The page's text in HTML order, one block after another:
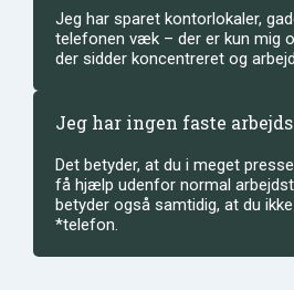
Jeg har sparet kontorlokaler,
telefonen væk – der er kun mig
der sidder koncentreret og
Jeg har ingen faste
Det betyder, at du i meget
få hjælp udenfor normal
betyder også samtidig, at du
*telefon.